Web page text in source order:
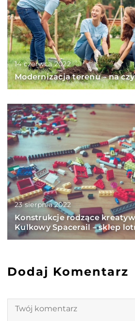
14 czerwca 2022
Modernizacja terenu – na
23 sierpnia 2022
Konstrukcje rodzące
Kulkowy Spacerail – sklep
Dodaj Komentarz